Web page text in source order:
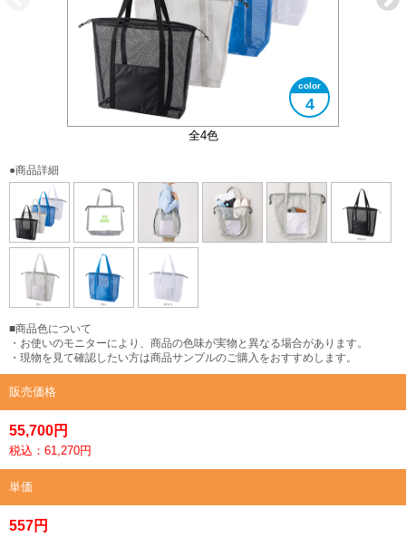
全4色
4
A3サイズ対応
大きさイメージ
使用イメージ
フロントポケット付き
●商品詳細
■商品色について
・お使いのモニターにより、商品の色味が実物と異なる場合があります。
・現物を見て確認したい方は商品サンプルのご購入をおすすめします。
販売価格
55,700円
税込：61,270円
単価
557円